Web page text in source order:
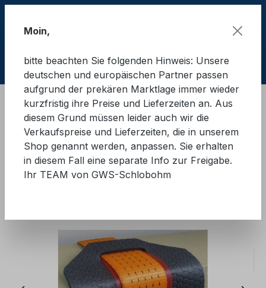
Ladungssicherung Straße
LaSi - Zubehör
Abrieb- und Kantenschutz
Black-Cat Antirutsch-
Kantenschutzpad "Achtkant"
Bildergalerie überspringen
Moin,
bitte beachten Sie folgenden Hinweis: Unsere
deutschen und europäischen Partner passen
aufgrund der prekären Marktlage immer wieder
kurzfristig ihre Preise und Lieferzeiten an. Aus
diesem Grund müssen leider auch wir die
Verkaufspreise und Lieferzeiten, die in unserem
Shop genannt werden, anpassen. Sie erhalten
in diesem Fall eine separate Info zur Freigabe.
Ihr TEAM von GWS-Schlobohm